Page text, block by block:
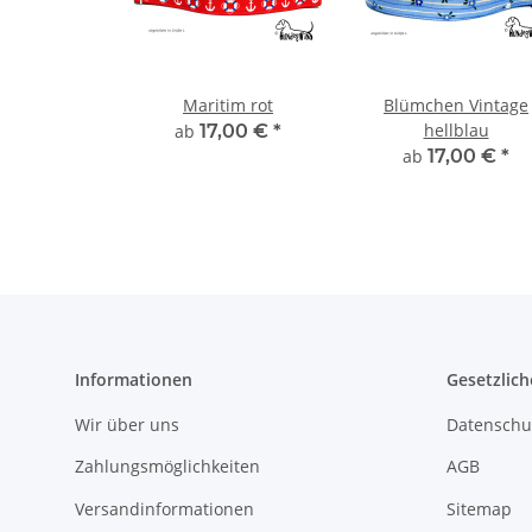
Maritim rot
ab 17,00 € *
Blümchen Vintage
hellblau
ab 17,00 € *
Informationen
Wir über uns
Zahlungsmöglichkeiten
Versandinformationen
AGB
Sitemap